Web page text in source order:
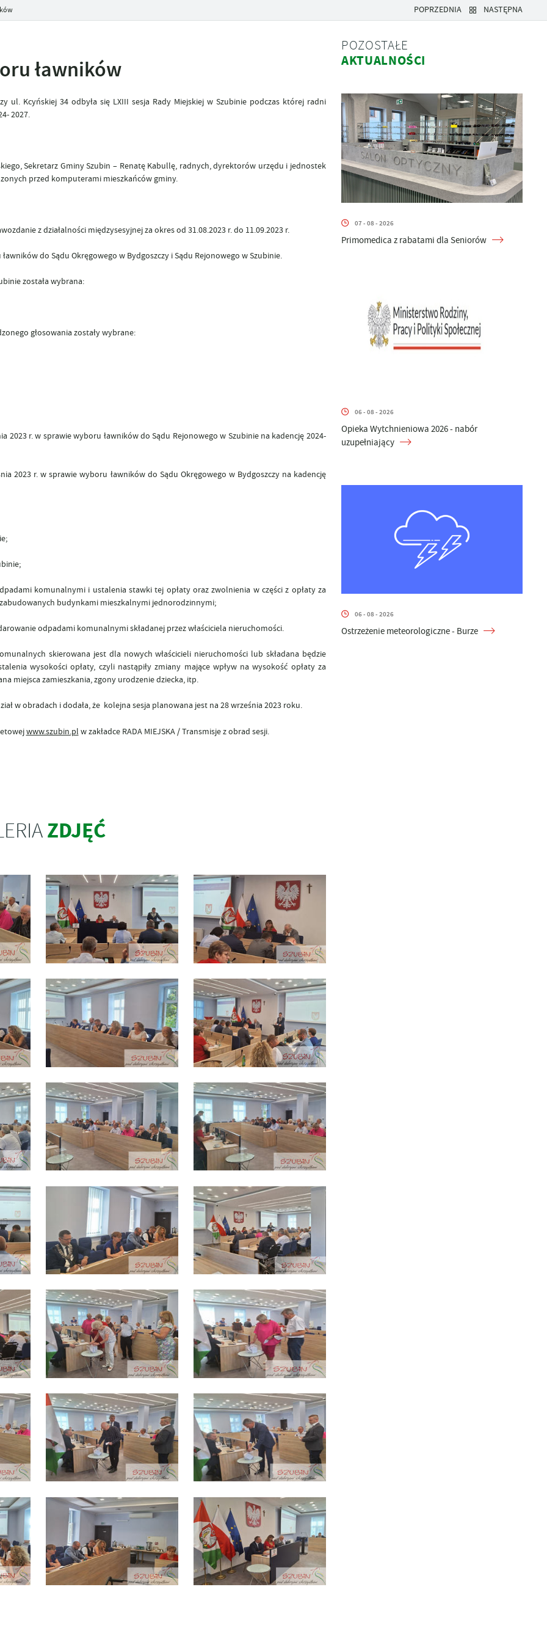
POPRZEDNIA NASTĘPNA
ławników
ul. Kcyńskiej 34 odbyła się LXIII sesja Rady Miejskiej w Szubinie podczas której radni
2027.
Sekretarz Gminy Szubin – Renatę Kabullę, radnych, dyrektorów urzędu i jednostek
przed komputerami mieszkańców gminy.
z działalności międzysesyjnej za okres od 31.08.2023 r. do 11.09.2023 r.
do Sądu Okręgowego w Bydgoszczy i Sądu Rejonowego w Szubinie.
została wybrana:
głosowania zostały wybrane:
2023 r. w sprawie wyboru ławników do Sądu Rejonowego w Szubinie na kadencję 2024-
2023 r. w sprawie wyboru ławników do Sądu Okręgowego w Bydgoszczy na kadencję
komunalnymi i ustalenia stawki tej opłaty oraz zwolnienia w części z opłaty za
budynkami mieszkalnymi jednorodzinnymi;
odpadami komunalnymi składanej przez właściciela nieruchomości.
skierowana jest dla nowych właścicieli nieruchomości lub składana będzie
wysokości opłaty, czyli nastąpiły zmiany mające wpływ na wysokość opłaty za
miejsca zamieszkania, zgony urodzenie dziecka, itp.
w obradach i dodała, że kolejna sesja planowana jest na 28 września 2023 roku.
www.szubin.pl w zakładce RADA MIEJSKA / Transmisje z obrad sesji.
ZDJĘĆ
POZOSTAŁE
AKTUALNOŚCI
07 - 08 - 2026
Primomedica z rabatami dla Seniorów
06 - 08 - 2026
Opieka Wytchnieniowa 2026 - nabór
uzupełniający
06 - 08 - 2026
Ostrzeżenie meteorologiczne - Burze